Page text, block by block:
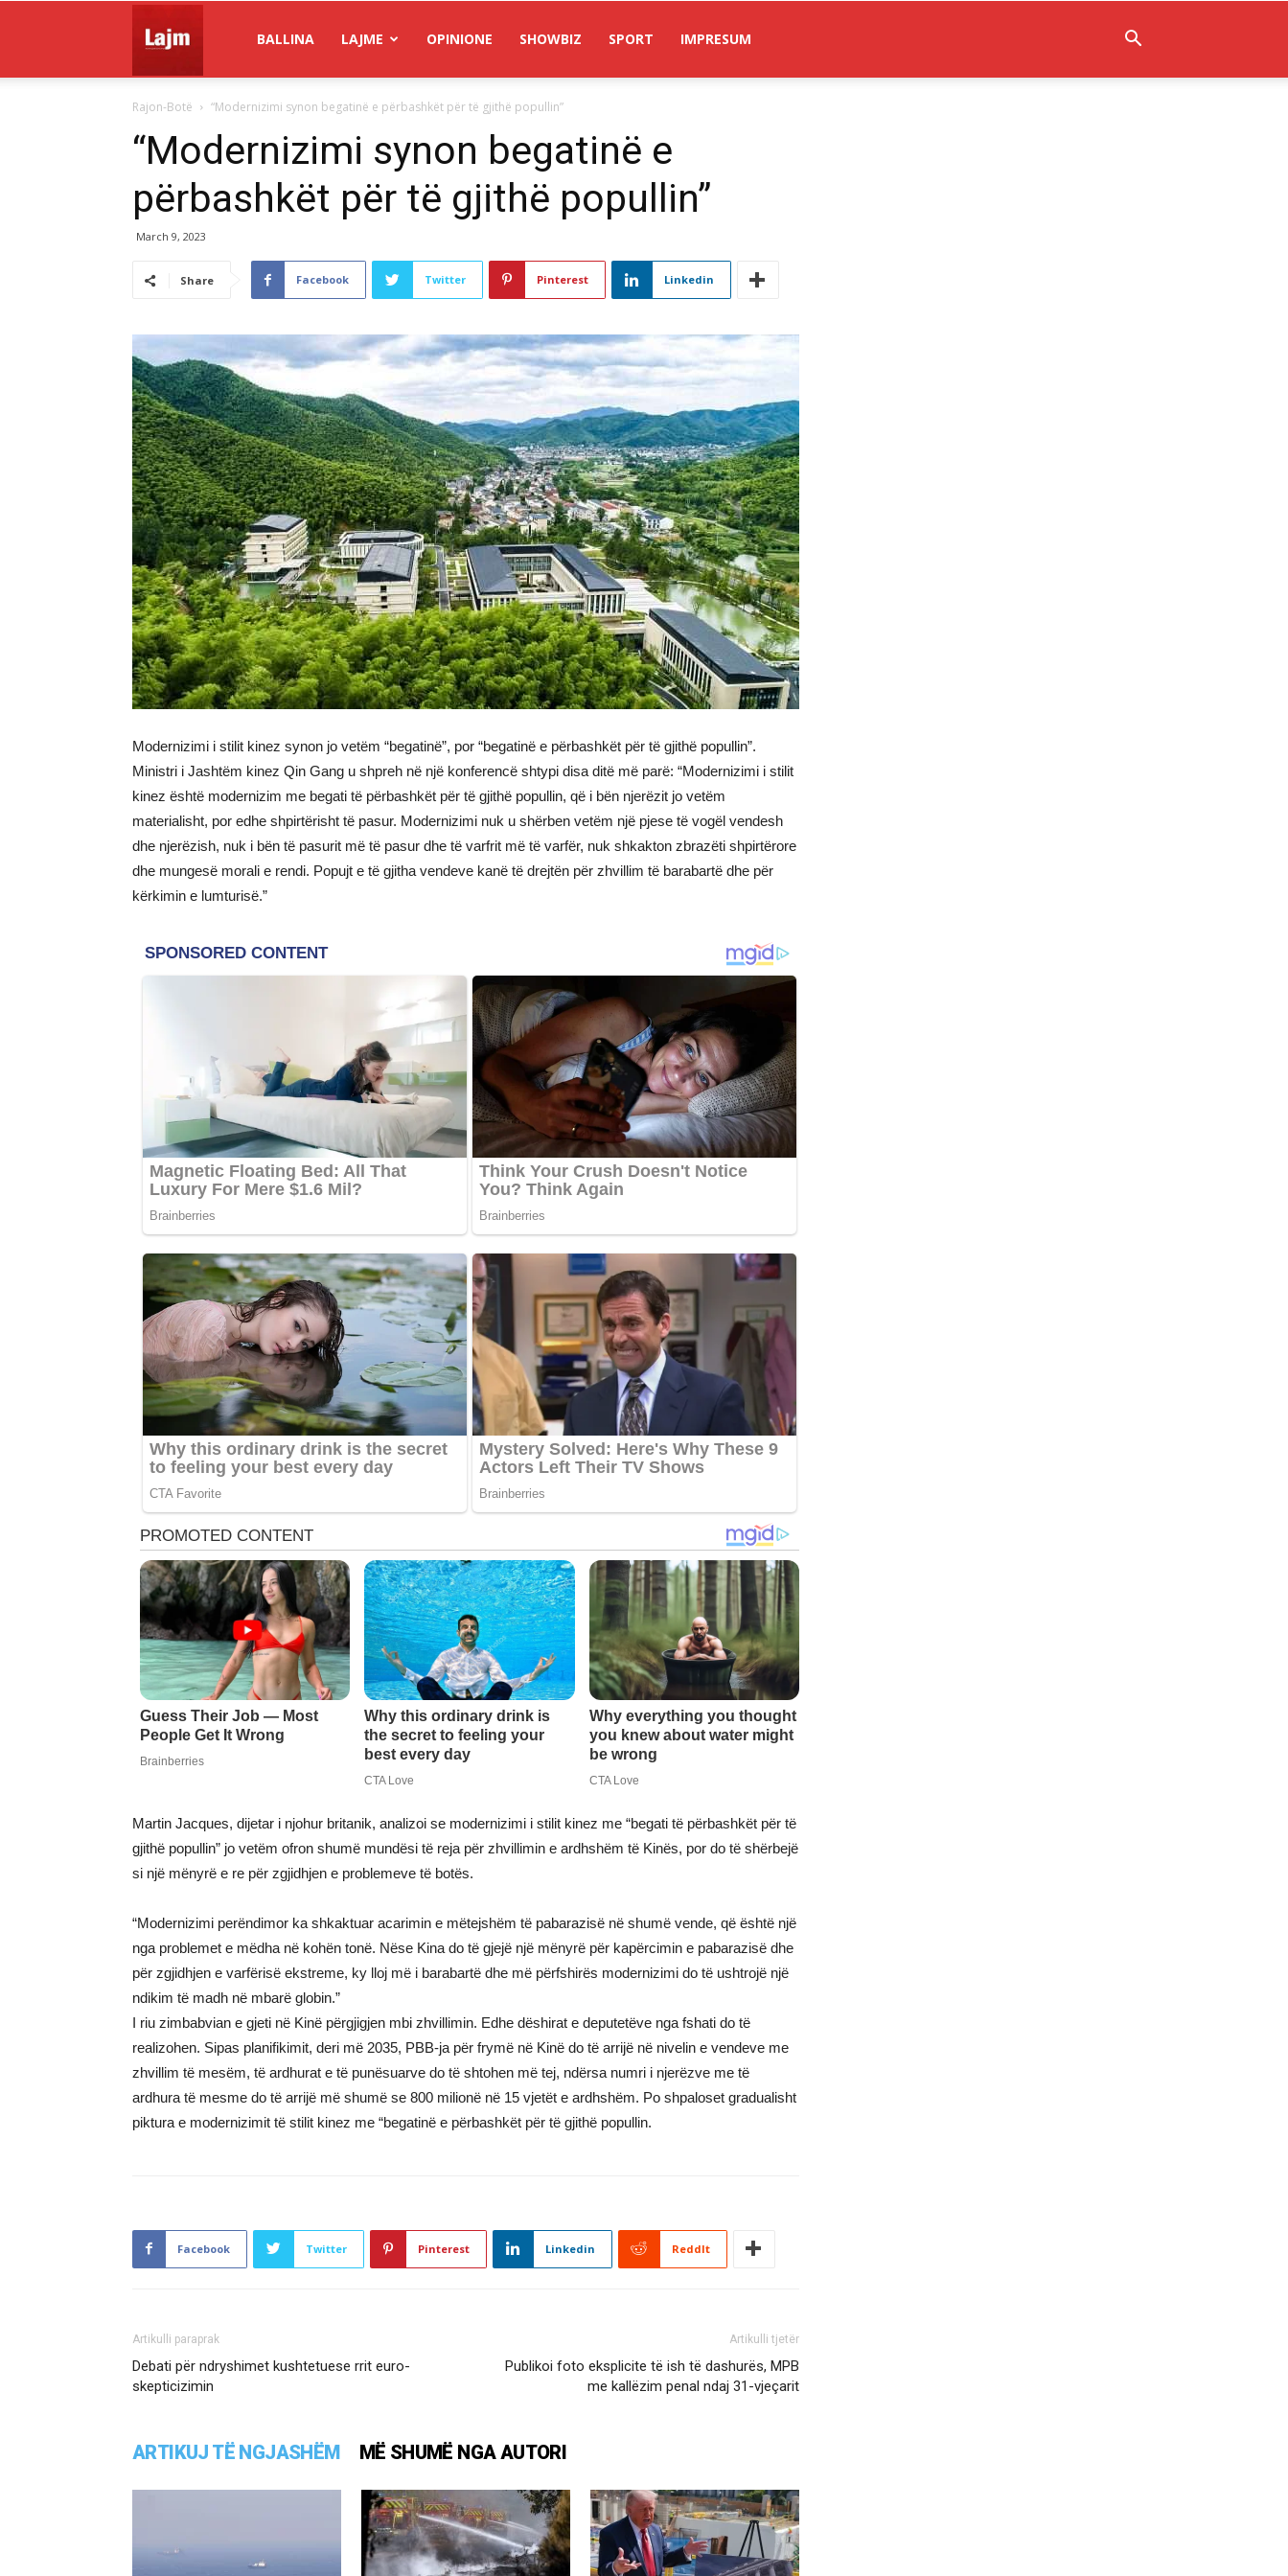
Lajm
BALLINA LAJME OPINIONE SHOWBIZ SPORT IMPRESUM
Rajon-Botë “Modernizimi synon begatinë e përbashkët për të gjithë popullin”
“Modernizimi synon begatinë e
përbashkët për të gjithë popullin”
March 9, 2023
Share Facebook Twitter Pinterest Linkedin
Modernizimi i stilit kinez synon jo vetëm “begatinë”, por “begatinë e përbashkët për të gjithë popullin”.
Ministri i Jashtëm kinez Qin Gang u shpreh në një konferencë shtypi disa ditë më parë: “Modernizimi i stilit
kinez është modernizim me begati të përbashkët për të gjithë popullin, që i bën njerëzit jo vetëm
materialisht, por edhe shpirtërisht të pasur. Modernizimi nuk u shërben vetëm një pjese të vogël vendesh
dhe njerëzish, nuk i bën të pasurit më të pasur dhe të varfrit më të varfër, nuk shkakton zbrazëti shpirtërore
dhe mungesë morali e rendi. Popujt e të gjitha vendeve kanë të drejtën për zhvillim të barabartë dhe për
kërkimin e lumturisë.”
Martin Jacques, dijetar i njohur britanik, analizoi se modernizimi i stilit kinez me “begati të përbashkët për të
gjithë popullin” jo vetëm ofron shumë mundësi të reja për zhvillimin e ardhshëm të Kinës, por do të shërbejë
si një mënyrë e re për zgjidhjen e problemeve të botës.
“Modernizimi perëndimor ka shkaktuar acarimin e mëtejshëm të pabarazisë në shumë vende, që është një
nga problemet e mëdha në kohën tonë. Nëse Kina do të gjejë një mënyrë për kapërcimin e pabarazisë dhe
për zgjidhjen e varfërisë ekstreme, ky lloj më i barabartë dhe më përfshirës modernizimi do të ushtrojë një
ndikim të madh në mbarë globin.”
I riu zimbabvian e gjeti në Kinë përgjigjen mbi zhvillimin. Edhe dëshirat e deputetëve nga fshati do të
realizohen. Sipas planifikimit, deri më 2035, PBB-ja për frymë në Kinë do të arrijë në nivelin e vendeve me
zhvillim të mesëm, të ardhurat e të punësuarve do të shtohen më tej, ndërsa numri i njerëzve me të
ardhura të mesme do të arrijë më shumë se 800 milionë në 15 vjetët e ardhshëm. Po shpaloset gradualisht
piktura e modernizimit të stilit kinez me “begatinë e përbashkët për të gjithë popullin.
Facebook Twitter Pinterest Linkedin ReddIt
Artikulli paraprak
Debati për ndryshimet kushtetuese rrit euro-
skepticizimin
Artikulli tjetër
Publikoi foto eksplicite të ish të dashurës, MPB
me kallëzim penal ndaj 31-vjeçarit
ARTIKUJ TË NGJASHËM MË SHUMË NGA AUTORI